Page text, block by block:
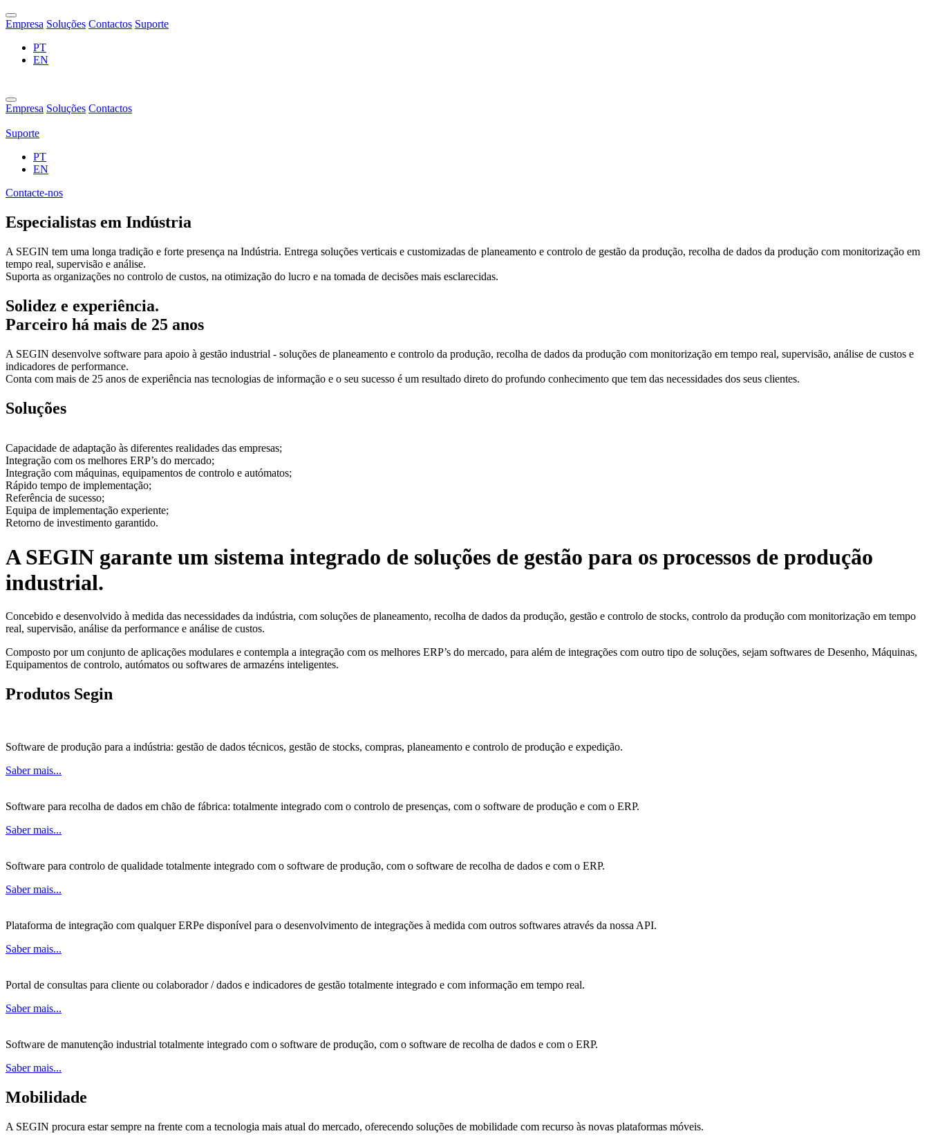
Empresa Soluções Contactos Suporte
PT
EN
Empresa Soluções Contactos
Suporte
PT
EN
Contacte-nos
Especialistas em Indústria
A SEGIN tem uma longa tradição e forte presença na Indústria. Entrega soluções verticais e customizadas de planeamento e controlo de gestão da produção, recolha de dados da produção com monitorização em
tempo real, supervisão e análise.
Suporta as organizações no controlo de custos, na otimização do lucro e na tomada de decisões mais esclarecidas.
Solidez e experiência.
Parceiro há mais de 25 anos
A SEGIN desenvolve software para apoio à gestão industrial - soluções de planeamento e controlo da produção, recolha de dados da produção com monitorização em tempo real, supervisão, análise de custos e
indicadores de performance.
Conta com mais de 25 anos de experiência nas tecnologias de informação e o seu sucesso é um resultado direto do profundo conhecimento que tem das necessidades dos seus clientes.
Soluções
Capacidade de adaptação às diferentes realidades das empresas;
Integração com os melhores ERP’s do mercado;
Integração com máquinas, equipamentos de controlo e autómatos;
Rápido tempo de implementação;
Referência de sucesso;
Equipa de implementação experiente;
Retorno de investimento garantido.
A SEGIN garante um sistema integrado de soluções de gestão para os processos de produção
industrial.
Concebido e desenvolvido à medida das necessidades da indústria, com soluções de planeamento, recolha de dados da produção, gestão e controlo de stocks, controlo da produção com monitorização em tempo
real, supervisão, análise da performance e análise de custos.
Composto por um conjunto de aplicações modulares e contempla a integração com os melhores ERP’s do mercado, para além de integrações com outro tipo de soluções, sejam softwares de Desenho, Máquinas,
Equipamentos de controlo, autómatos ou softwares de armazéns inteligentes.
Produtos Segin
Software de produção para a indústria: gestão de dados técnicos, gestão de stocks, compras, planeamento e controlo de produção e expedição.
Saber mais...
Software para recolha de dados em chão de fábrica: totalmente integrado com o controlo de presenças, com o software de produção e com o ERP.
Saber mais...
Software para controlo de qualidade totalmente integrado com o software de produção, com o software de recolha de dados e com o ERP.
Saber mais...
Plataforma de integração com qualquer ERPe disponível para o desenvolvimento de integrações à medida com outros softwares através da nossa API.
Saber mais...
Portal de consultas para cliente ou colaborador / dados e indicadores de gestão totalmente integrado e com informação em tempo real.
Saber mais...
Software de manutenção industrial totalmente integrado com o software de produção, com o software de recolha de dados e com o ERP.
Saber mais...
Mobilidade
A SEGIN procura estar sempre na frente com a tecnologia mais atual do mercado, oferecendo soluções de mobilidade com recurso às novas plataformas móveis.